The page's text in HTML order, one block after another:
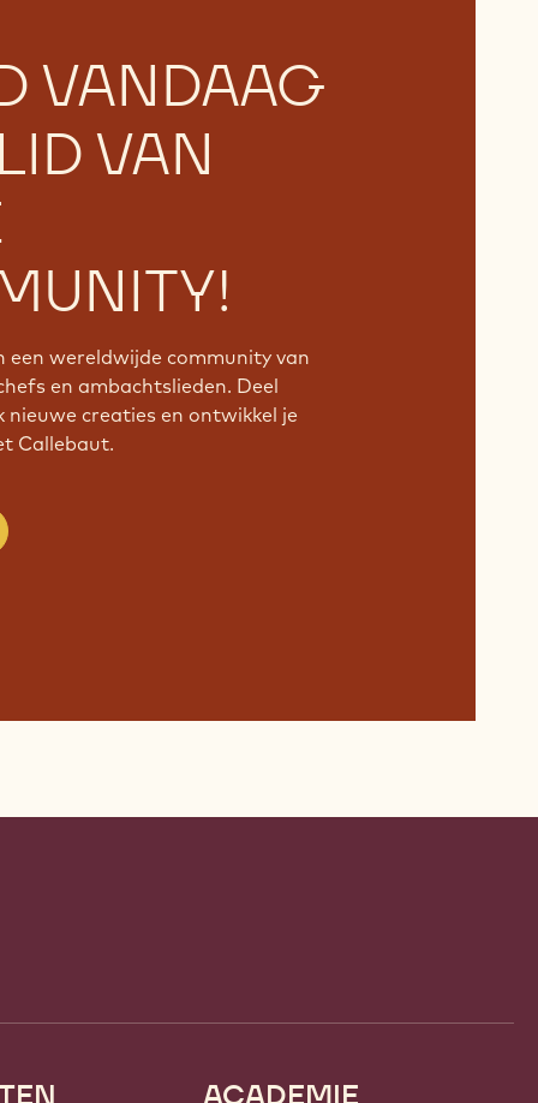
VANDAAG
VAN
een wereldwijde community van
en ambachtslieden. Deel
creaties en ontwikkel je
Callebaut.
ACADEMIE